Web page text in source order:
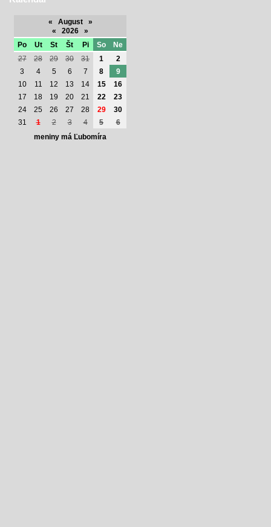
« August
»
«
2026
»
Po
Ut St Št Pi So
Ne
27
28 29 30 31 1
2
3
4 5 6 7 8
9
10
11 12 13 14 15
16
17
18 19 20 21 22
23
24
25 26 27 28 29
30
31
1 2 3 4 5
6
meniny má Ľubomíra